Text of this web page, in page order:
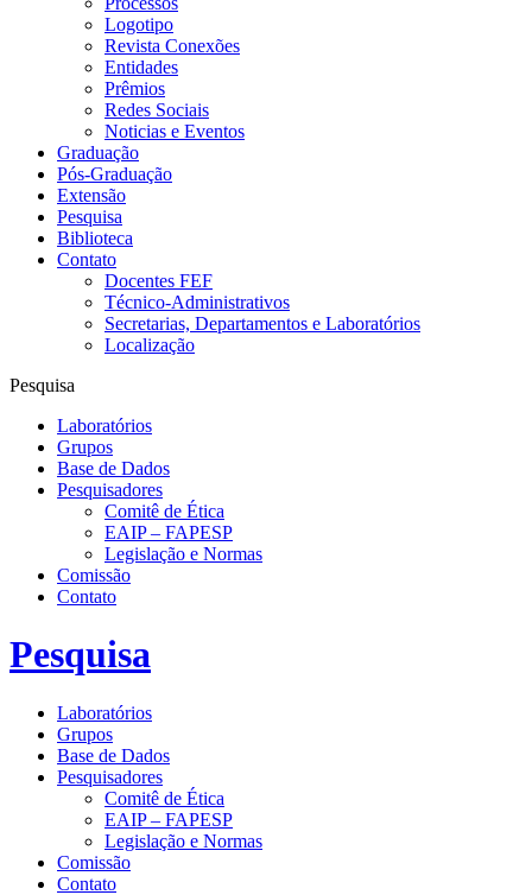
Logotipo
Revista Conexões
Entidades
Prêmios
Redes Sociais
Noticias e Eventos
Graduação
Pós-Graduação
Extensão
Pesquisa
Biblioteca
Contato
Docentes FEF
Técnico-Administrativos
Secretarias, Departamentos e Laboratórios
Localização
Pesquisa
Laboratórios
Grupos
Base de Dados
Pesquisadores
Comitê de Ética
EAIP – FAPESP
Legislação e Normas
Comissão
Contato
Pesquisa
Laboratórios
Grupos
Base de Dados
Pesquisadores
Comitê de Ética
EAIP – FAPESP
Legislação e Normas
Comissão
Contato